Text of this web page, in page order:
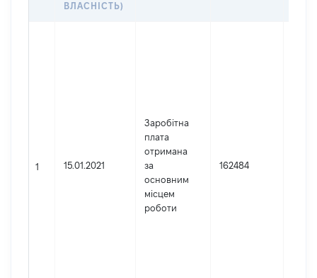
ВЛАСНІСТЬ)
1 15.01.2021
Заробітна
плата
отримана
за
основним
місцем
роботи
162484